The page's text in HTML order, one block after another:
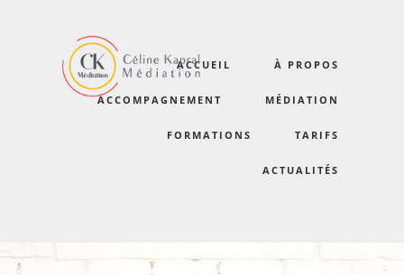
ACCUEIL À PROPOS
ACCOMPAGNEMENT MÉDIATION
FORMATIONS TARIFS
ACTUALITÉS
certifications2020-7